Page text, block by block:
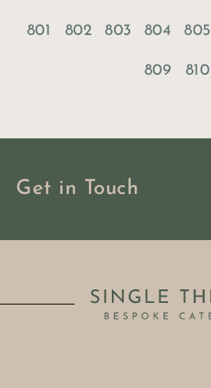
801 802 803 804 805
809 810
Get in Touch